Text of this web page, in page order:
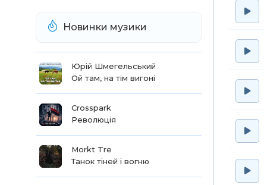
Новинки музики
Юрій Шмегельський
Ой там, на тім вигоні
Crosspark
Революція
Morkt Tre
Танок тіней і вогню